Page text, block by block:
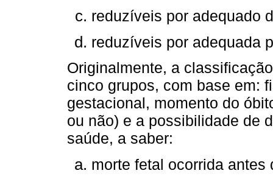
reduzíveis por adequado
reduzíveis por adequada
Originalmente, a
cinco grupos, com base em:
gestacional, momento do
ou não) e a possibilidade de
saúde, a saber:
morte fetal ocorrida antes